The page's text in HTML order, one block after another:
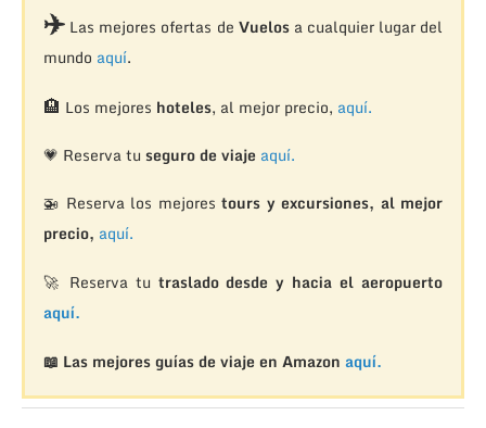
✈️Las mejores ofertas de Vuelosa cualquier lugar del
mundo aquí.
🏨 Los mejores hoteles, al mejor precio, aquí.
💗 Reserva tu seguro de viaje aquí.
🚁 Reserva los mejorestours y excursiones, al mejor
precio, aquí.
🚀 Reserva tu traslado desde y hacia el aeropuerto
aquí.
📖 Las mejores guías de viaje en Amazon aquí.